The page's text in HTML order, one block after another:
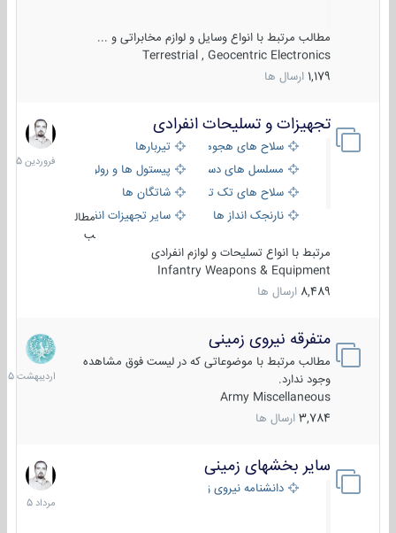
مطالب مرتبط با انواع وسایل و لوازم مخابراتی و ...
Terrestrial , Geocentric Electronics
1,179 ارسال ها
تجهیزات و تسلیحات انفرادی
سلاح های هجومی
تیربارها
مسلسل های دستی
پیستول ها و رولورها
سلاح های تک تیر اندازیشاتگان ها
نارنجک انداز ها
سایر تجهیزات انفرادی
مطال
ب
مرتبط با انواع تسلیحات و لوازم انفرادی
Infantry Weapons & Equipment
8,489 ارسال ها
17
فروردین
1405
متفرقه نیروی زمینی
مطالب مرتبط با موضوعاتی که در لیست فوق مشاهده
وجود ندارد.
Army Miscellaneous
3,784 ارسال ها
27
1405
سایر بخشهای زمینی
دانشنامه نیروی زمینی
9
مرداد
1405